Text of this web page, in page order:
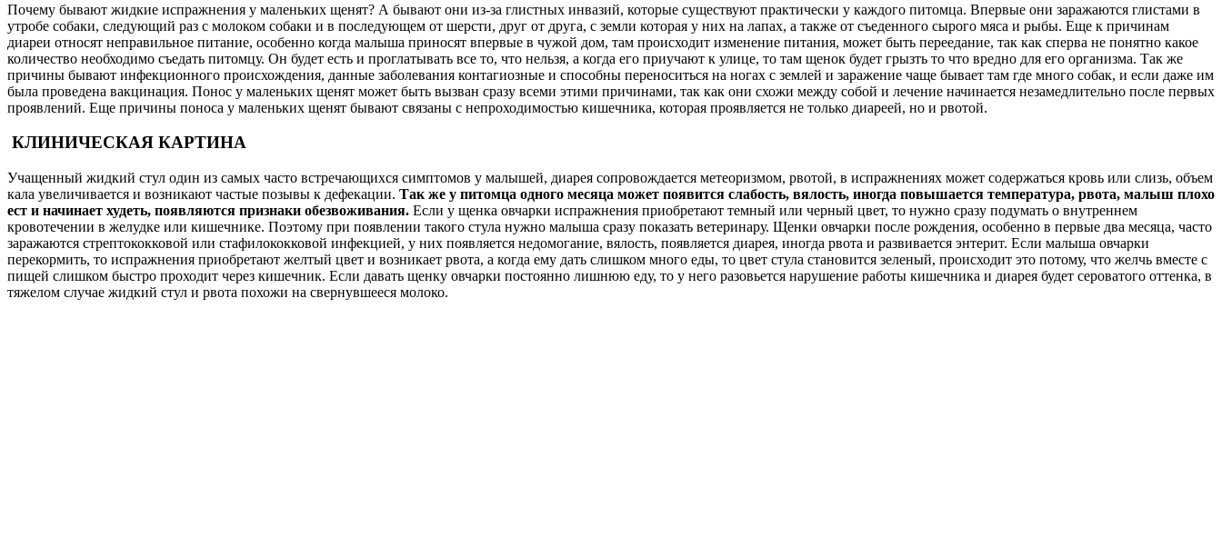
Почему бывают жидкие испражнения у маленьких щенят? А бывают они из-за глистных инвазий, которые существуют практически у каждого питомца. Впервые они заражаются глистами в
утробе собаки, следующий раз с молоком собаки и в последующем от шерсти, друг от друга, с земли которая у них на лапах, а также от съеденного сырого мяса и рыбы. Еще к причинам
диареи относят неправильное питание, особенно когда малыша приносят впервые в чужой дом, там происходит изменение питания, может быть переедание, так как сперва не понятно какое
количество необходимо съедать питомцу. Он будет есть и проглатывать все то, что нельзя, а когда его приучают к улице, то там щенок будет грызть то что вредно для его организма. Так же
причины бывают инфекционного происхождения, данные заболевания контагиозные и способны переноситься на ногах с землей и заражение чаще бывает там где много собак, и если даже им
была проведена вакцинация. Понос у маленьких щенят может быть вызван сразу всеми этими причинами, так как они схожи между собой и лечение начинается незамедлительно после первых
проявлений. Еще причины поноса у маленьких щенят бывают связаны с непроходимостью кишечника, которая проявляется не только диареей, но и рвотой.
КЛИНИЧЕСКАЯ КАРТИНА
Учащенный жидкий стул один из самых часто встречающихся симптомов у малышей, диарея сопровождается метеоризмом, рвотой, в испражнениях может содержаться кровь или слизь, объем
кала увеличивается и возникают частые позывы к дефекации. Так же у питомца одного месяца может появится слабость, вялость, иногда повышается температура, рвота, малыш плохо
ест и начинает худеть, появляются признаки обезвоживания. Если у щенка овчарки испражнения приобретают темный или черный цвет, то нужно сразу подумать о внутреннем
кровотечении в желудке или кишечнике. Поэтому при появлении такого стула нужно малыша сразу показать ветеринару. Щенки овчарки после рождения, особенно в первые два месяца, часто
заражаются стрептококковой или стафилококковой инфекцией, у них появляется недомогание, вялость, появляется диарея, иногда рвота и развивается энтерит. Если малыша овчарки
перекормить, то испражнения приобретают желтый цвет и возникает рвота, а когда ему дать слишком много еды, то цвет стула становится зеленый, происходит это потому, что желчь вместе с
пищей слишком быстро проходит через кишечник. Если давать щенку овчарки постоянно лишнюю еду, то у него разовьется нарушение работы кишечника и диарея будет сероватого оттенка, в
тяжелом случае жидкий стул и рвота похожи на свернувшееся молоко.